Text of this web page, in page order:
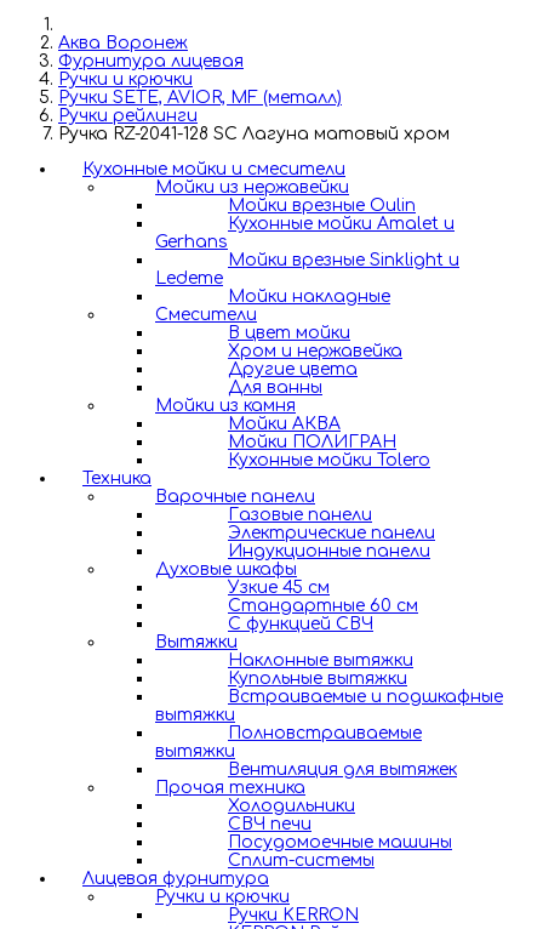
Аква Воронеж
Фурнитура лицевая
Ручки и крючки
Ручки SETE, AVIOR, MF (металл)
Ручки рейлинги
Ручка RZ-2041-128 SC Лагуна матовый хром
Кухонные мойки и смесители
Мойки из нержавейки
Мойки врезные Oulin
Кухонные мойки Amalet и
Gerhans
Мойки врезные Sinklight и
Ledeme
Мойки накладные
Смесители
В цвет мойки
Хром и нержавейка
Другие цвета
Для ванны
Мойки из камня
Мойки АКВА
Мойки ПОЛИГРАН
Кухонные мойки Tolero
Техника
Варочные панели
Газовые панели
Электрические панели
Индукционные панели
Духовые шкафы
Узкие 45 см
Стандартные 60 см
С функцией СВЧ
Вытяжки
Наклонные вытяжки
Купольные вытяжки
Встраиваемые и подшкафные
вытяжки
Полновстраиваемые
вытяжки
Вентиляция для вытяжек
Прочая техника
Холодильники
СВЧ печи
Посудомоечные машины
Сплит-системы
Лицевая фурнитура
Ручки и крючки
Ручки KERRON